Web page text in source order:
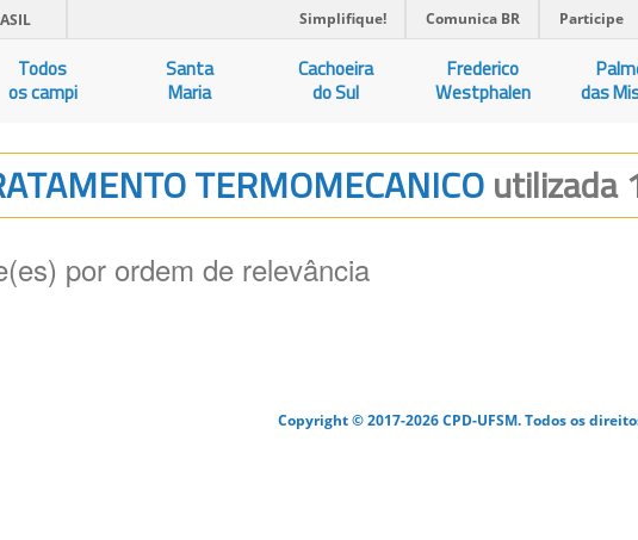
Simplifique! Comunica BR Participe
Todos
os campi
Santa
Maria
Cachoeira
do Sul
Frederico
Westphalen
das
TERMOMECANICOutilizada
por ordem de relevância
Copyright © 2017-2026 CPD-UFSM. Todos os